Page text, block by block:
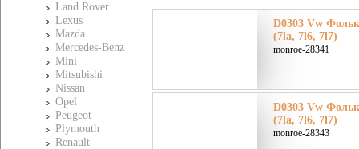
Land Rover
Lexus
Mazda
Mercedes-Benz
Mini
Mitsubishi
Nissan
Opel
Peugeot
Plymouth
Renault
D0303 Vw
(7la, 7l6, 7l7)
monroe-28341
D0303 Vw
(7la, 7l6, 7l7)
monroe-28343